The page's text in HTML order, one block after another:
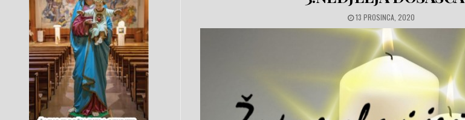
PUBLISHED DATE:
13 PROSINCA, 2020